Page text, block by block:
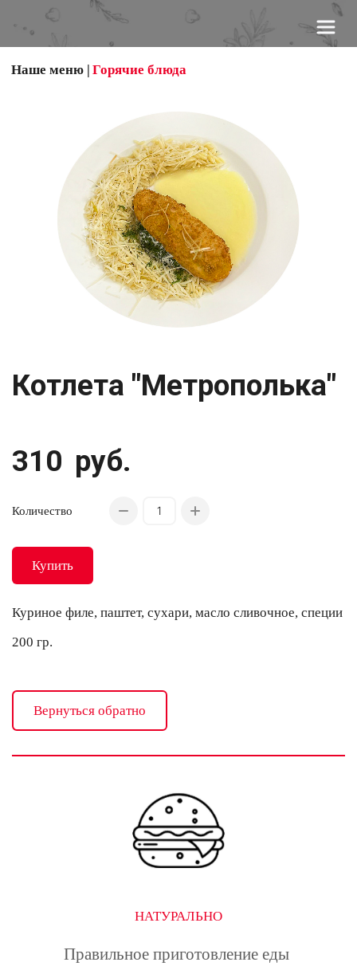
Наше меню | Горячие блюда
Котлета "Метрополька"
310 руб.
Количество
Купить
Куриное филе, паштет, сухари, масло сливочное, специи
200 гр.
Вернуться обратно
НАТУРАЛЬНО
Правильное приготовление еды